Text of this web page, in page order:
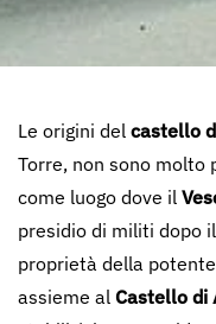
Le origini del castello
Torre, non sono molto
come luogo dove il
presidio di militi dopo
proprietà della
assieme al Castello di